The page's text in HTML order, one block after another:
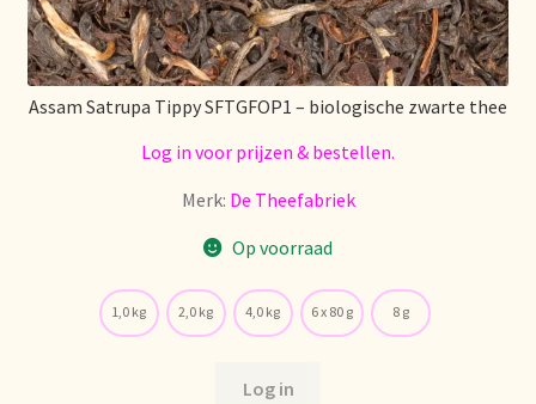
Assam Satrupa Tippy SFTGFOP1 – biologische zwarte thee
Log in voor prijzen & bestellen.
Merk: De Theefabriek
Op voorraad
1,0 kg 2,0 kg 4,0 kg 6 x 80 g 8 g
Log in